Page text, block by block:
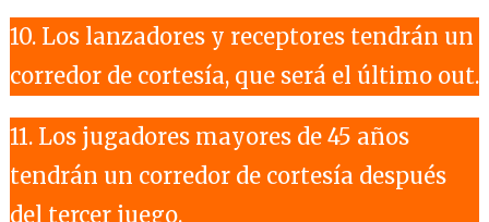
10. Los lanzadores y receptores tendrán un
corredor de cortesía, que será el último out.
11. Los jugadores mayores de 45 años
tendrán un corredor de cortesía después
del tercer juego.